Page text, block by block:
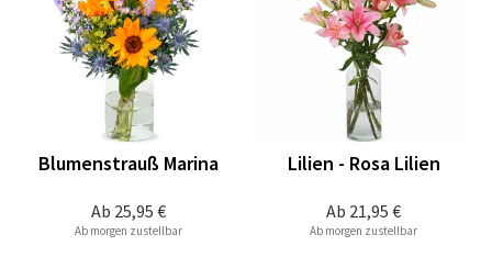
Ab 25,95 €
Blumenstrauß Marina
Ab morgen zustellbar
Ab 21,95 €
Lilien - Rosa Lilien
Ab morgen zustellbar